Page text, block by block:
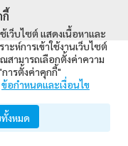
Limited
เว็บไซต์ แสดงเนื้อหาและ
ะห์การเข้าใช้งานเว็บไซต์
สามารถเลือกตั้งค่าความ
ารตั้งค่าคุกกี้"
ข้อกำหนดและเงื่อนไข
งหมด